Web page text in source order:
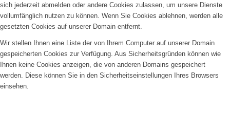
sich jederzeit abmelden oder andere Cookies zulassen, um unsere Dienste
vollumfänglich nutzen zu können. Wenn Sie Cookies ablehnen, werden alle
gesetzten Cookies auf unserer Domain entfernt.
Wir stellen Ihnen eine Liste der von Ihrem Computer auf unserer Domain
gespeicherten Cookies zur Verfügung. Aus Sicherheitsgründen können wie
Ihnen keine Cookies anzeigen, die von anderen Domains gespeichert
werden. Diese können Sie in den Sicherheitseinstellungen Ihres Browsers
einsehen.